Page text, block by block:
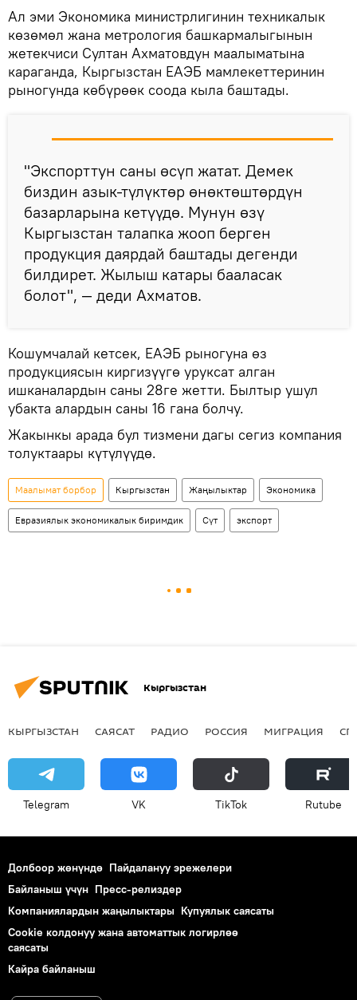
Ал эми Экономика министрлигинин техникалык
көзөмөл жана метрология башкармалыгынын
жетекчиси Султан Ахматовдун маалыматына
караганда, Кыргызстан ЕАЭБ мамлекеттеринин
рыногунда көбүрөөк соода кыла баштады.
"Экспорттун саны өсүп жатат. Демек
биздин азык-түлүктөр өнөктөштөрдүн
базарларына кетүүдө. Мунун өзү
Кыргызстан талапка жооп берген
продукция даярдай баштады дегенди
билдирет. Жылыш катары бааласак
болот", — деди Ахматов.
Кошумчалай кетсек, ЕАЭБ рыногуна өз
продукциясын киргизүүгө уруксат алган
ишканалардын саны 28ге жетти. Былтыр ушул
убакта алардын саны 16 гана болчу.
Жакынкы арада бул тизмени дагы сегиз компания
толуктаары күтүлүүдө.
Маалымат борбор Кыргызстан Жаңылыктар Экономика
Евразиялык экономикалык биримдик Сүт экспорт
Кыргызстан
КЫРГЫЗСТАН САЯСАТ РАДИО РОССИЯ МИГРАЦИЯ
Telegram VK ТikТоk Rutube
Долбоор жөнүндө Пайдалануу эрежелери
Байланыш үчүн Пресс-релиздер
Компаниялардын жаңылыктары Купуялык саясаты
Cookie колдонуу жана автоматтык логирлөө
саясаты
Кайра байланыш